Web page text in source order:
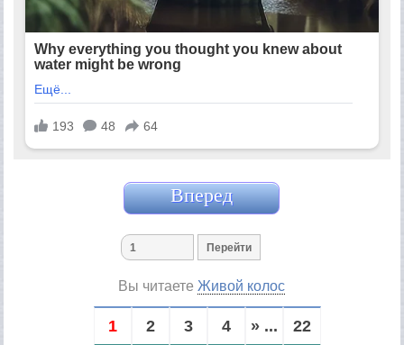
Вперед
Вы читаете Живой колос
1 2 3 4 » ... 22